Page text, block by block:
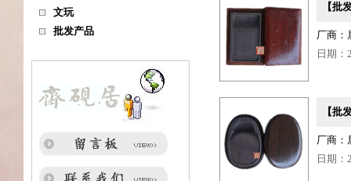
文玩
批发产品
【批
厂商：
日期：
【批
厂商：
日期：